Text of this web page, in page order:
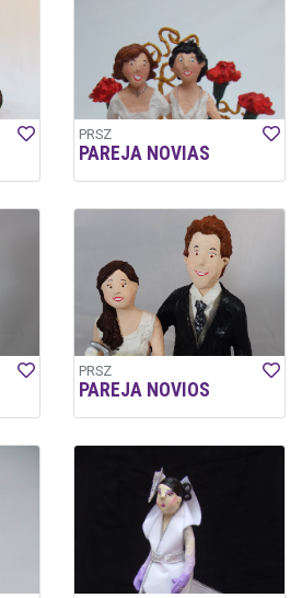
PRSZ
PAREJA NOVIAS
PRSZ
PAREJA NOVIOS